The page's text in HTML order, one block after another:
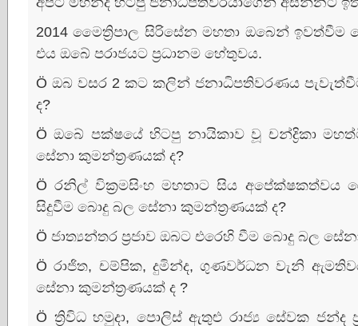
2014 මෛත්‍රිපාල සිරිසේන මහතා ඔබෙන් ඉවත්වීම
එය ඔබේ පරාජයට ප්‍රධානම හේතුවය.
Ö ඔබ වසර 2 කට කලින් ජනාධිපතිවරණය
ද?
Ö ඔබේ පක්‌ෂයේ හිටපු නායිකාව වූ චන්ද්‍රිකා
සේනා කුමන්ත්‍රණයක්‌ ද?
Ö රනිල් වික්‍රමසිංහ මහතාට සිය අපේක්‌ෂකත්වය
සිදුවීම බොදු බල සේනා කුමන්ත්‍රණයක්‌ ද?
Ö ජාත්‍යන්තර ප්‍රජාව ඔබට එරෙහි වීම බොදු බල
Ö රාජිත, චම්පික, දුමින්ද, ගුණවර්ධන වැනි
සේනා කුමන්ත්‍රණයක්‌ ද ?
Ö ත්‍රිවිධ හමුදා, පොලිස්‌ ඇතුළු රාජ්‍ය සේවක